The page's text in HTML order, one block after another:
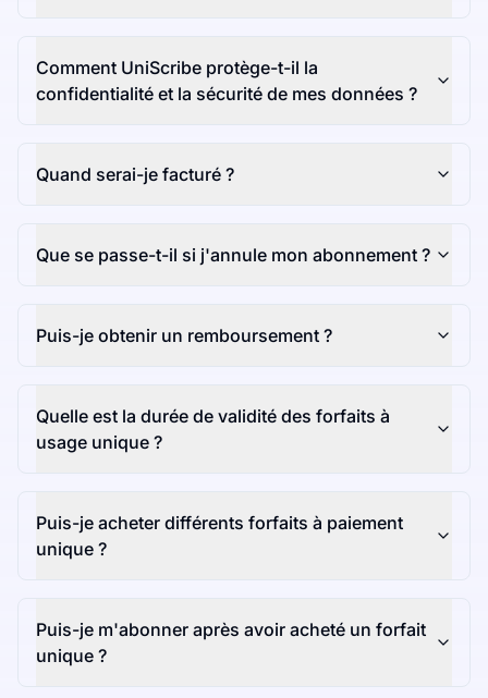
Comment UniScribe protège-t-il la
confidentialité et la sécurité de mes données ?
Quand serai-je facturé ?
Que se passe-t-il si j'annule mon abonnement ?
Puis-je obtenir un remboursement ?
Quelle est la durée de validité des forfaits à
usage unique ?
Puis-je acheter différents forfaits à paiement
unique ?
Puis-je m'abonner après avoir acheté un forfait
unique ?